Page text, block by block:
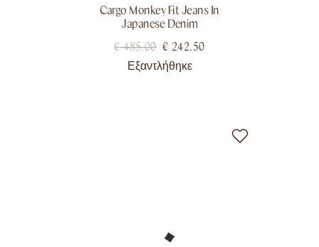
Cargo Monkey Fit Jeans In
Japanese Denim
€485.00 € 242.50
Εξαντλήθηκε